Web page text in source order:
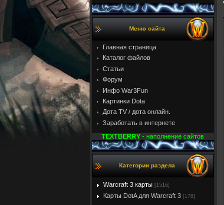
Меню сайта
Главная страница
Каталог файлов
Статьи
Форум
Инфо War3Fun
Картинки Dota
Дота TV / дота онлайн.
Заработать в интернете
TEXTBERRY - наполнение сайтов
Категории раздела
Warcraft 3 карты [1516]
Карты DotA для Warcraft 3 [178]